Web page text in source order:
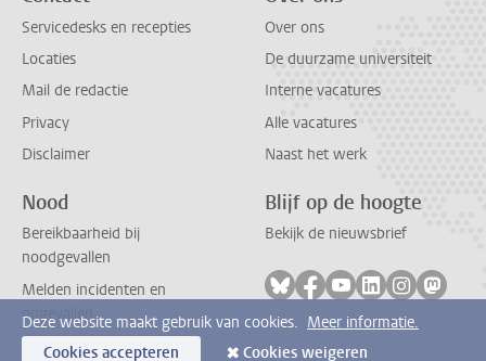
Servicedesks en recepties
Locaties
Mail de redactie
Privacy
Disclaimer
Over ons
De duurzame universiteit
Interne vacatures
Alle vacatures
Naast het werk
Nood
Bereikbaarheid bij
noodgevallen
Melden incidenten en
ongevallen
Blijf op de hoogte
Bekijk de nieuwsbrief
Volg ons op bluesky
Volg ons op facebook
Volg ons op
Volg ons op
Volg ons
Volg
Deze website maakt gebruik van cookies. Meer informatie.
Cookies accepteren
Cookies weigeren